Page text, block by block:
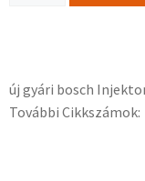
új gyári bosch
További Cikkszámok: